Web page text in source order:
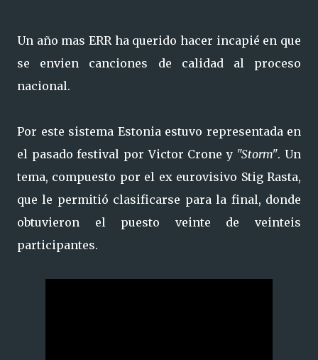
Un año mas ERR ha querido hacer incapié en que
se envien canciones de calidad al proceso
nacional.
Por este sistema Estonia estuvo representada en
el pasado festival por Victor Crone y "Storm". Un
tema, compuesto por el ex eurovisivo Stig Rasta,
que le permitió clasificarse para la final, donde
obtuvieron el puesto veinte de veinteis
participantes.